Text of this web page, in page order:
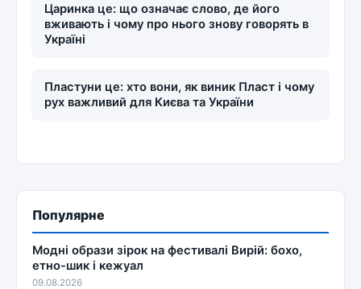
Царинка це: що означає слово, де його
вживають і чому про нього знову говорять в
Україні
Пластуни це: хто вони, як виник Пласт і чому
рух важливий для Києва та України
Популярне
Модні образи зірок на фестивалі Вирій: бохо,
етно-шик і кежуал
09.08.2026